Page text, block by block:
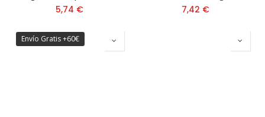
5,74 € 7,42 €
Envío Gratis +60€